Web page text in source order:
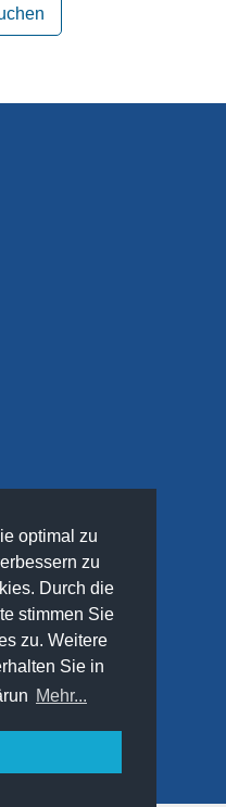
optimal zu
zu
Durch die
stimmen Sie
zu. Weitere
Sie in
Mehr...